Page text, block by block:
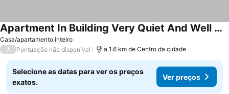
Casa/apartamento inteiro
Apartment In Building Very Quiet And Well Maintained
/ Pontuação não disponível a 1.6 km de Centro da cidade
Selecione as datas para ver os preços
exatos.
Ver preços